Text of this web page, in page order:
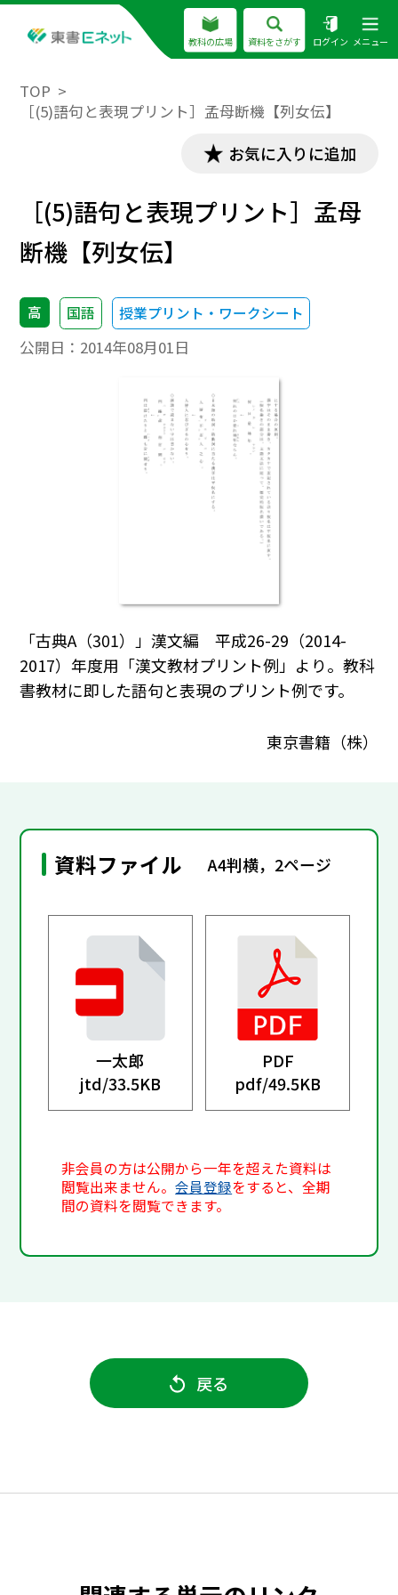
教科の広場 資料をさがす ログイン メニュー
TOP
［(5)語句と表現プリント］孟母断機【列女伝】
お気に入りに追加
［(5)語句と表現プリント］孟母
断機【列女伝】
高 国語 授業プリント・ワークシート
公開日： 2014年08月01日
「古典A（301）」漢文編 平成26-29（2014-
2017）年度用「漢文教材プリント例」より。教科
書教材に即した語句と表現のプリント例です。
東京書籍（株）
資料ファイル A4判横，2ページ
一太郎
jtd/33.5KB
PDF
pdf/49.5KB
非会員の方は公開から一年を超えた資料は
閲覧出来ません。会員登録をすると、全期
間の資料を閲覧できます。
戻る